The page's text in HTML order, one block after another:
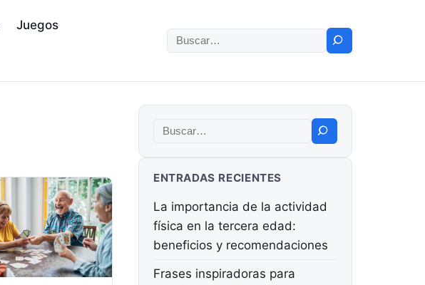
Juegos
Buscar:
Buscar:
ENTRADAS RECIENTES
La importancia de la actividad
física en la tercera edad:
beneficios y recomendaciones
Frases inspiradoras para